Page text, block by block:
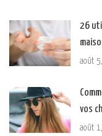
26
août
vos
août